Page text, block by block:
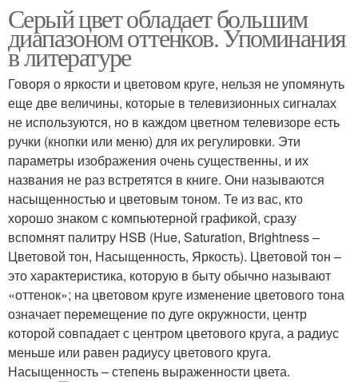
Серый цвет обладает большим
диапазоном оттенков. Упоминания
в литературе
Говоря о яркости и цветовом круге, нельзя не упомянуть
еще две величины, которые в телевизионных сигналах
не используются, но в каждом цветном телевизоре есть
ручки (кнопки или меню) для их регулировки. Эти
параметры изображения очень существенны, и их
названия не раз встретятся в книге. Они называются
насыщенностью и цветовым тоном. Те из вас, кто
хорошо знаком с компьютерной графикой, сразу
вспомнят палитру HSB (Hue, Saturation, Brightness –
Цветовой тон, Насыщенность, Яркость). Цветовой тон –
это характеристика, которую в быту обычно называют
«оттенок»; на цветовом круге изменение цветового тона
означает перемещение по дуге окружности, центр
которой совпадает с центром цветового круга, а радиус
меньше или равен радиусу цветового круга.
Насыщенность – степень выраженности цвета.